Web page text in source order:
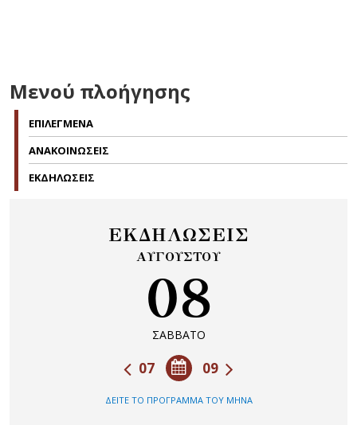
Μενού πλοήγησης
ΕΠΙΛΕΓΜΕΝΑ
ΑΝΑΚΟΙΝΩΣΕΙΣ
ΕΚΔΗΛΩΣΕΙΣ
ΕΚΔΗΛΩΣΕΙΣ
ΑΥΓΟΥΣΤΟΥ
08
ΣΑΒΒΑΤΟ
09
07
ΔΕΙΤΕ ΤΟ ΠΡΟΓΡΑΜΜΑ ΤΟΥ ΜΗΝΑ